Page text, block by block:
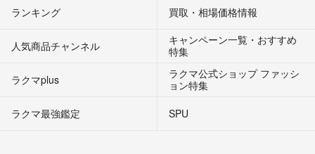
ランキング 買取・相場価格情報
人気商品チャンネル
キャンペーン一覧・おすすめ
特集
ラクマplus
ラクマ公式ショップ ファッシ
ョン特集
ラクマ最強鑑定
SPU